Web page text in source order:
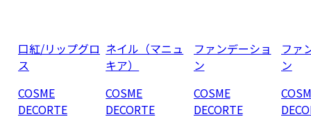
口紅/リップグロ
ス
COSME
DECORTE
ネイル（マニュ
キア）
COSME
DECORTE
ファンデーショ
ン
COSME
DECORTE
ファ
ン